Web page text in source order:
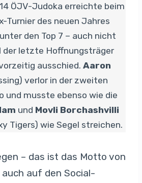
ÖJV-Judoka erreichte beim
Turnier des neuen Jahres
den Top 7 – auch nicht
der letzte Hoffnungsträger
ausschied. Aaron
verlor in der zweiten
und musste ebenso wie die
und Movli Borchashvilli
Tigers) wie Segel streichen.
– das ist das Motto von
auf den Social-